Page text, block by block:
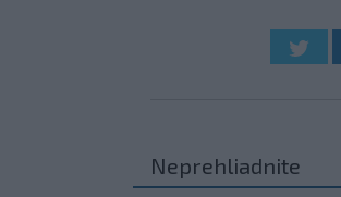
Neprehliadnite